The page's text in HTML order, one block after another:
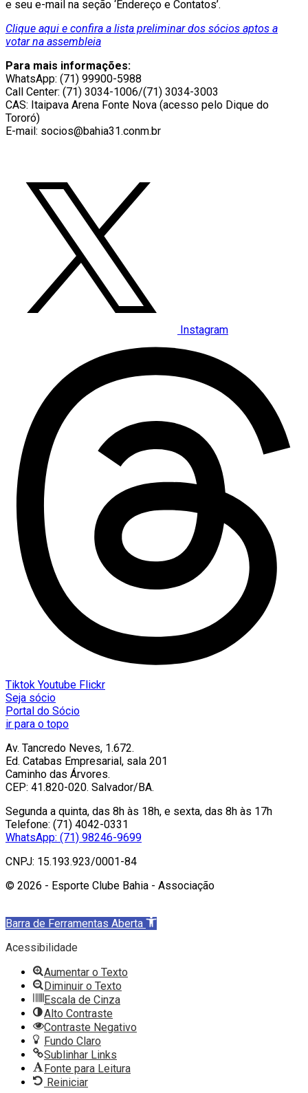
e seu e-mail na seção ‘Endereço e Contatos’.
Clique aqui e confira a lista preliminar dos sócios aptos a
votar na assembleia
Para mais informações:
WhatsApp: (71) 99900-5988
Call Center: (71) 3034-1006/(71) 3034-3003
CAS: Itaipava Arena Fonte Nova (acesso pelo Dique do
Tororó)
E-mail: socios@bahia31.conm.br
Instagram
Tiktok Youtube Flickr
Seja sócio
Portal do Sócio
ir para o topo
Av. Tancredo Neves, 1.672.
Ed. Catabas Empresarial, sala 201
Caminho das Árvores.
CEP: 41.820-020. Salvador/BA.
Segunda a quinta, das 8h às 18h, e sexta, das 8h às 17h
Telefone: (71) 4042-0331
WhatsApp: (71) 98246-9699
CNPJ: 15.193.923/0001-84
© 2026 - Esporte Clube Bahia - Associação
Barra de Ferramentas Aberta
Acessibilidade
Aumentar o Texto
Diminuir o Texto
Escala de Cinza
Alto Contraste
Contraste Negativo
Fundo Claro
Sublinhar Links
Fonte para Leitura
Reiniciar